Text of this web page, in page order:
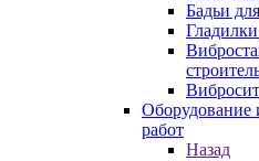
Бадьи
Оборудование
работ
Назад